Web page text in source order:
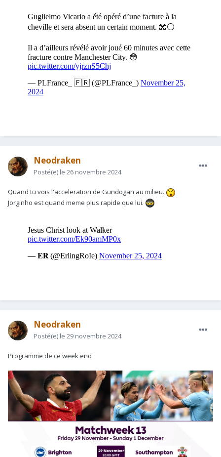
Neodraken
Posté(e) le 26 novembre 2024
Quand tu vois l'acceleration de Gundogan au milieu.
Jorginho est quand meme plus rapide que lui.
Neodraken
Posté(e) le 29 novembre 2024
Programme de ce week end